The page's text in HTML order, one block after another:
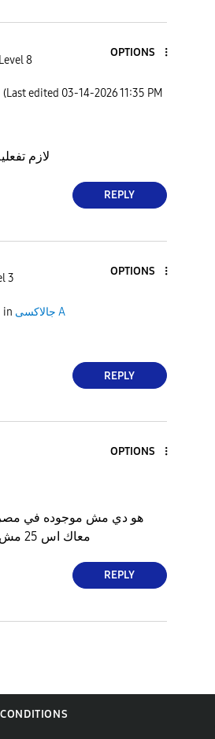
8
OPTIONS
(Last edited ‎03-14-202611:35 PM
لازم
REPLY
3
OPTIONS
in جالاكسى A
REPLY
OPTIONS
هو دي مش موجوده في مصر
معاك اس 25 مش هتقدر تنزل عليه النسخ التجريبيه
REPLY